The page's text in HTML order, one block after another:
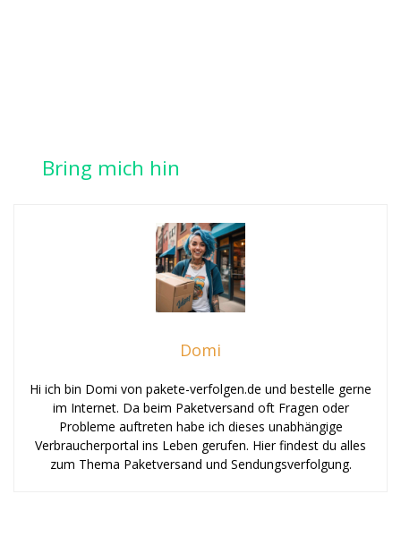
Bring mich hin
Domi
Hi ich bin Domi von pakete-verfolgen.de und bestelle gerne
im Internet. Da beim Paketversand oft Fragen oder
Probleme auftreten habe ich dieses unabhängige
Verbraucherportal ins Leben gerufen. Hier findest du alles
zum Thema Paketversand und Sendungsverfolgung.